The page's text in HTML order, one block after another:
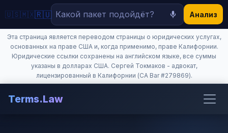
🇺🇸🇲🇽🇷🇺 Анализ
Эта страница является переводом страницы о юридических услугах,
основанных на праве США и, когда применимо, праве Калифорнии.
Юридические ссылки сохранены на английском языке, все суммы
указаны в долларах США. Сергей Токмаков - адвокат,
лицензированный в Калифорнии (CA Bar #279869).
Terms.Law
🏠 Главная
📝 Демандные письма